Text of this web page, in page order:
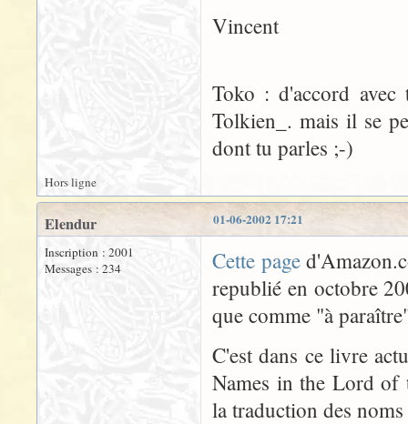
Vincent
Toko : d'accord
Tolkien_. mais il se
dont tu parles ;-)
Hors ligne
01-06-2002 17:21
Elendur
Inscription : 2001
Messages : 234
Cette page
republié en octobre
que comme "à
C'est dans ce livre
Names in the Lord of
la traduction des